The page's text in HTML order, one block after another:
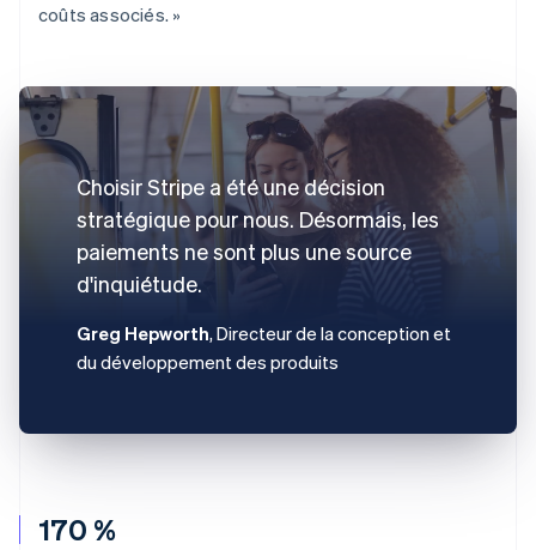
170 %
coûts associés. »
Choisir Stripe a été une décision
stratégique pour nous. Désormais, les
paiements ne sont plus une source
d'inquiétude.
Greg Hepworth, Directeur de la conception et
du développement des produits